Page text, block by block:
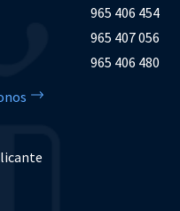
965 406 454
965 407 056
965 406 480